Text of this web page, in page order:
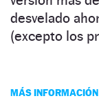
desvelado
(excepto los
MÁS INFORMACIÓN